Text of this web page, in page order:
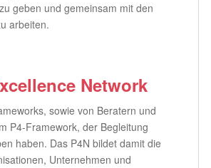
geben und gemeinsam mit den
arbeiten.
Network
sowie von Beratern und
P4-Framework, der Begleitung
haben. Das P4N bildet damit die
Unternehmen und